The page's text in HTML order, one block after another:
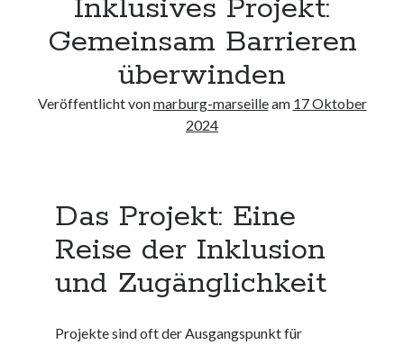
Neueste Kommentare
Keine Kommentare vorhanden.
Archiv
April 2026
März 2026
Februar 2026
Dezember 2025
Oktober 2025
Inklusives Projekt:
Gemeinsam Barrieren
überwinden
Veröffentlicht vonmarburg-marseilleam 17 Oktober
2024
Das Projekt: Eine
Reise der Inklusion
und Zugänglichkeit
Projekte sind oft der Ausgangspunkt für